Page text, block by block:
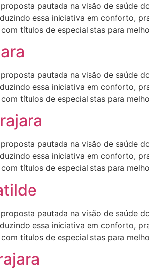
pautada na visão de saúde
essa iniciativa em conforto,
títulos de especialistas para
pautada na visão de saúde
essa iniciativa em conforto,
títulos de especialistas para
pautada na visão de saúde
essa iniciativa em conforto,
títulos de especialistas para
pautada na visão de saúde
essa iniciativa em conforto,
títulos de especialistas para